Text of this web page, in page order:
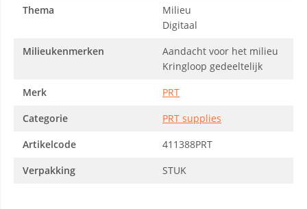
Thema
Milieu
Digitaal
Milieukenmerken
Aandacht voor het milieu
Kringloop gedeeltelijk
Merk
PRT
Categorie
PRT supplies
Artikelcode
411388PRT
Verpakking
STUK